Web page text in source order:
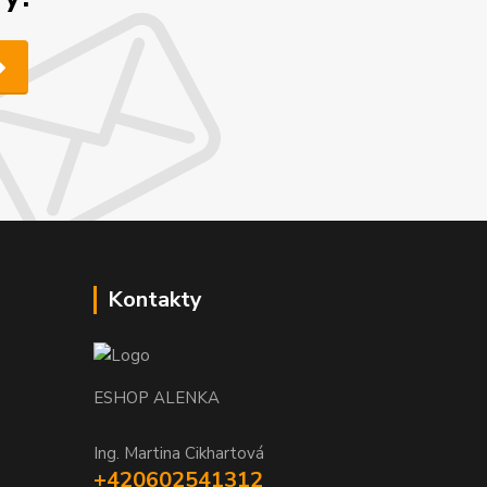
Kontakty
ESHOP ALENKA
Ing. Martina Cikhartová
+420602541312